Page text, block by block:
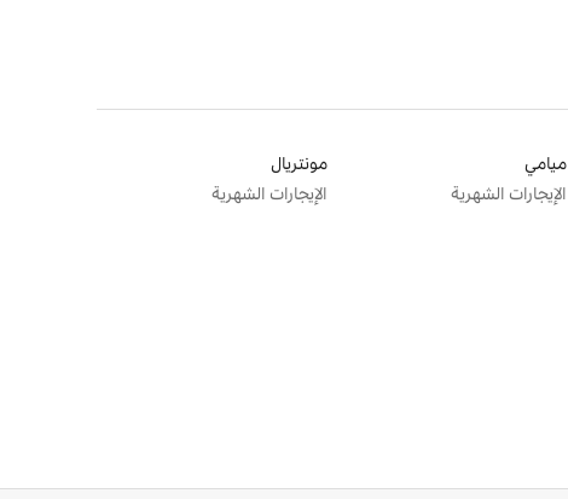
ميامي
الإيجارات الشهرية
مونتريال
الإيجارات الشهرية